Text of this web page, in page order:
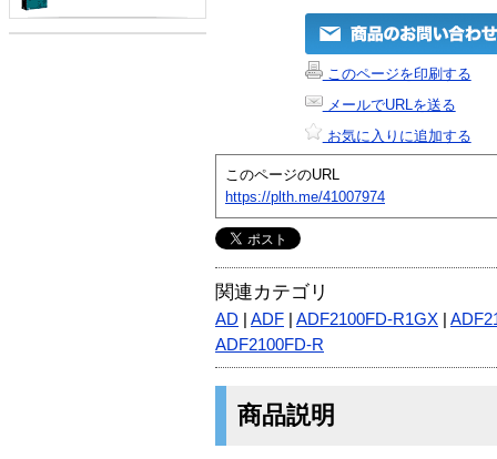
このページを印刷する
メールでURLを送る
お気に入りに追加する
このページのURL
https://plth.me/41007974
関連カテゴリ
AD ADF ADF2100FD-R1GX
ADF2100FD-R
商品説明